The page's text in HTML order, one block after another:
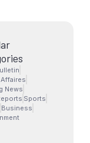
News
Sports
Business